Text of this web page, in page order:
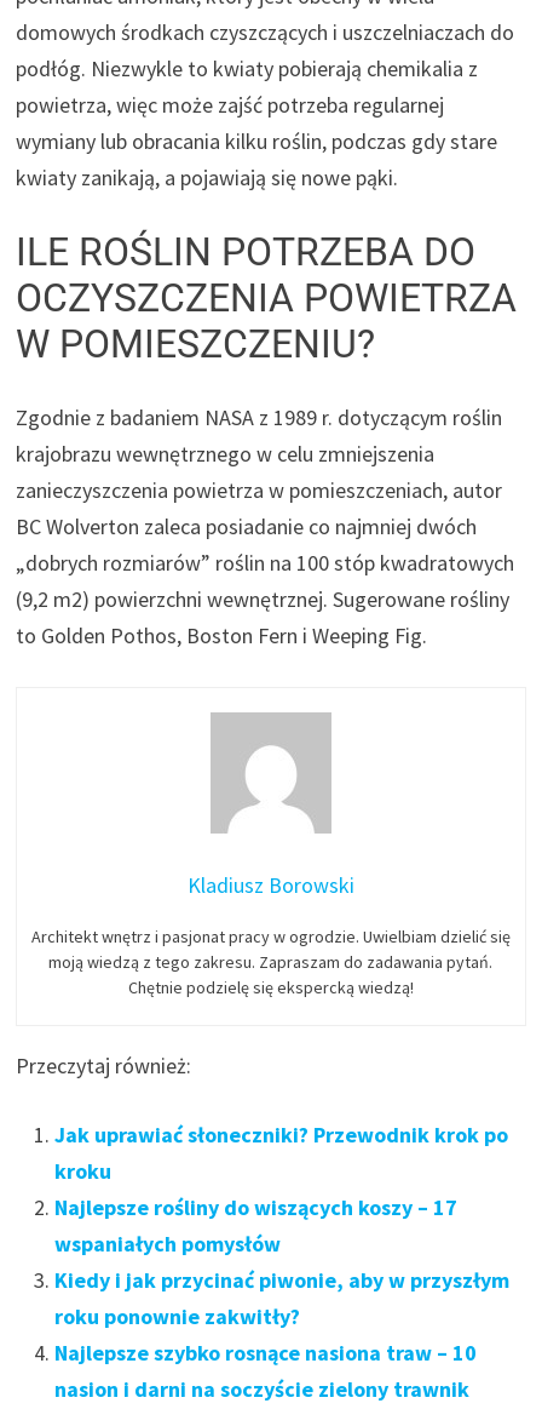
domowych środkach czyszczących i uszczelniaczach do
podłóg. Niezwykle to kwiaty pobierają chemikalia z
powietrza, więc może zajść potrzeba regularnej
wymiany lub obracania kilku roślin, podczas gdy stare
kwiaty zanikają, a pojawiają się nowe pąki.
ILE ROŚLIN POTRZEBA DO
OCZYSZCZENIA POWIETRZA
W POMIESZCZENIU?
Zgodnie z badaniem NASA z 1989 r. dotyczącym roślin
krajobrazu wewnętrznego w celu zmniejszenia
zanieczyszczenia powietrza w pomieszczeniach, autor
BC Wolverton zaleca posiadanie co najmniej dwóch
„dobrych rozmiarów” roślin na 100 stóp kwadratowych
(9,2 m2) powierzchni wewnętrznej. Sugerowane rośliny
to Golden Pothos, Boston Fern i Weeping Fig.
Kladiusz Borowski
Architekt wnętrz i pasjonat pracy w ogrodzie. Uwielbiam dzielić się
moją wiedzą z tego zakresu. Zapraszam do zadawania pytań.
Chętnie podzielę się ekspercką wiedzą!
Przeczytaj również:
Jak uprawiać słoneczniki? Przewodnik krok po
kroku
Najlepsze rośliny do wiszących koszy – 17
wspaniałych pomysłów
Kiedy i jak przycinać piwonie, aby w przyszłym
roku ponownie zakwitły?
Najlepsze szybko rosnące nasiona traw – 10
nasion i darni na soczyście zielony trawnik